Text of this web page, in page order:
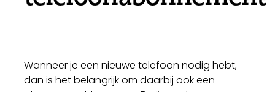
Bedrijven
Stuur een nieuwsbericht in
Wanneer je een nieuwe telefoon nodig hebt,
dan is het belangrijk om daarbij ook een